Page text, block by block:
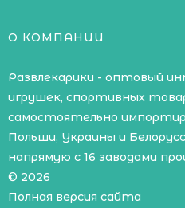
О КОМПАНИИ
Развлекарики - оптовый
игрушек, спортивных
самостоятельно
Польши, Украины и
напрямую с 16 заводами
© 2026
Полная версия сайта